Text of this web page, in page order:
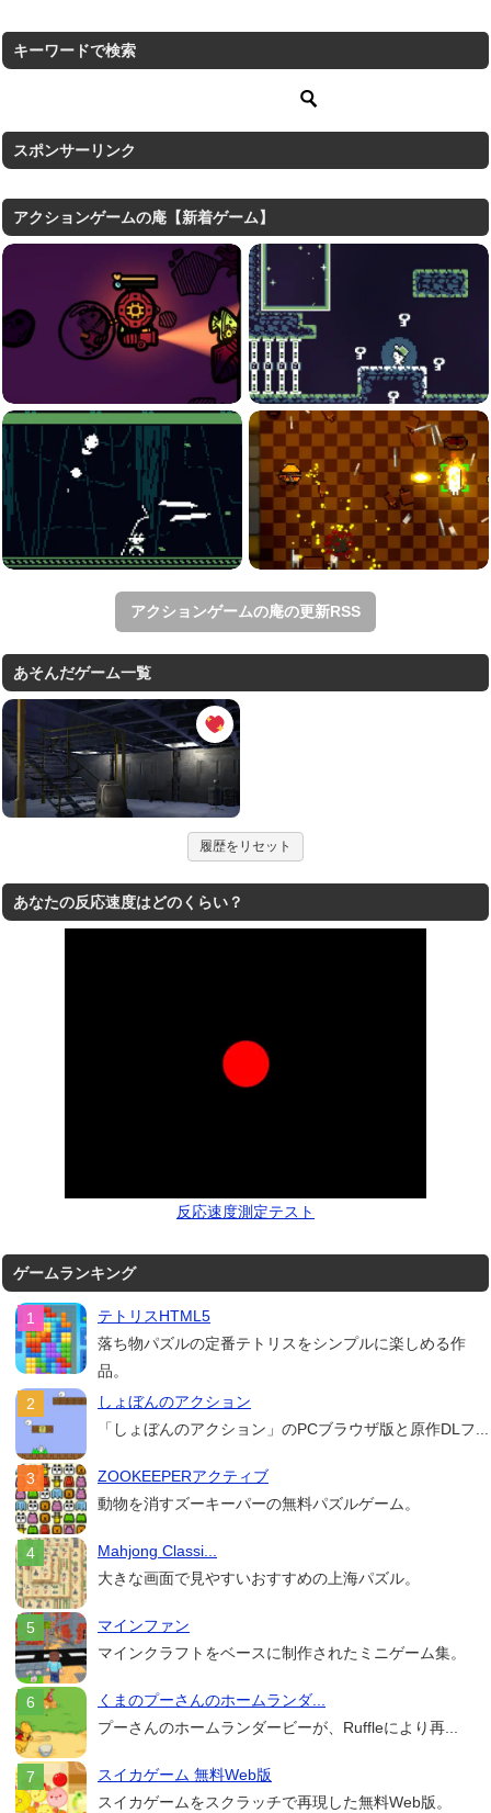
キーワードで検索
スポンサーリンク
アクションゲームの庵【新着ゲーム】
アクションゲームの庵の更新RSS
あそんだゲーム一覧
履歴をリセット
あなたの反応速度はどのくらい？
反応速度測定テスト
ゲームランキング
テトリスHTML5
落ち物パズルの定番テトリスをシンプルに楽しめる作
品。
しょぼんのアクション
「しょぼんのアクション」のPCブラウザ版と原作DLフ...
ZOOKEEPERアクティブ
動物を消すズーキーパーの無料パズルゲーム。
Mahjong Classi...
大きな画面で見やすいおすすめの上海パズル。
マインファン
マインクラフトをベースに制作されたミニゲーム集。
くまのプーさんのホームランダ...
プーさんのホームランダービーが、Ruffleにより再...
スイカゲーム 無料Web版
スイカゲームをスクラッチで再現した無料Web版。